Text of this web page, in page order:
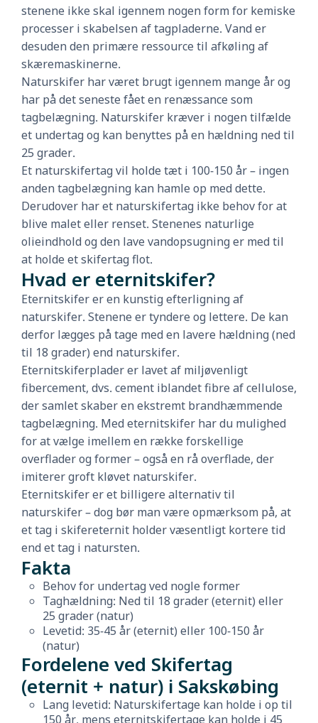
stenene ikke skal igennem nogen form for kemiske
processer i skabelsen af tagpladerne. Vand er
desuden den primære ressource til afkøling af
skæremaskinerne.
Naturskifer har været brugt igennem mange år og
har på det seneste fået en renæssance som
tagbelægning. Naturskifer kræver i nogen tilfælde
et undertag og kan benyttes på en hældning ned til
25 grader.
Et naturskifertag vil holde tæt i 100-150 år – ingen
anden tagbelægning kan hamle op med dette.
Derudover har et naturskifertag ikke behov for at
blive malet eller renset. Stenenes naturlige
olieindhold og den lave vandopsugning er med til
at holde et skifertag flot.
Hvad er eternitskifer?
Eternitskifer er en kunstig efterligning af
naturskifer. Stenene er tyndere og lettere. De kan
derfor lægges på tage med en lavere hældning (ned
til 18 grader) end naturskifer.
Eternitskiferplader er lavet af miljøvenligt
fibercement, dvs. cement iblandet fibre af cellulose,
der samlet skaber en ekstremt brandhæmmende
tagbelægning. Med eternitskifer har du mulighed
for at vælge imellem en række forskellige
overflader og former – også en rå overflade, der
imiterer groft kløvet naturskifer.
Eternitskifer er et billigere alternativ til
naturskifer – dog bør man være opmærksom på, at
et tag i skifereternit holder væsentligt kortere tid
end et tag i natursten.
Fakta
Behov for undertag ved nogle former
Taghældning: Ned til 18 grader (eternit) eller
25 grader (natur)
Levetid: 35-45 år (eternit) eller 100-150 år
(natur)
Fordelene ved Skifertag
(eternit + natur) i Sakskøbing
Lang levetid: Naturskifertage kan holde i op til
150 år, mens eternitskifertage kan holde i 45